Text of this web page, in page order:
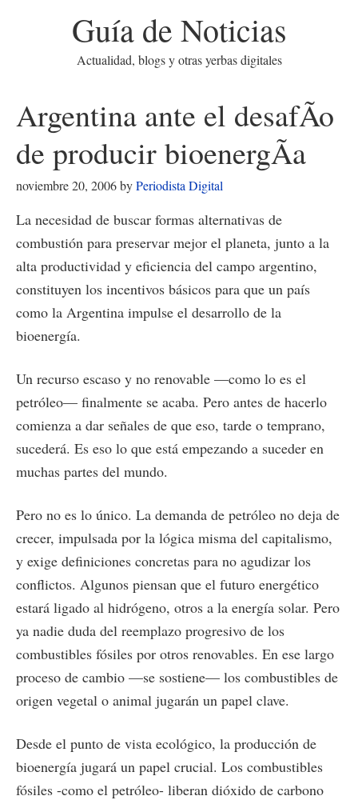
Guía de Noticias
Actualidad, blogs y otras yerbas digitales
Argentina ante el desafÃ­o
de producir bioenergÃ­a
noviembre 20, 2006byPeriodista Digital
La necesidad de buscar formas alternativas de
combustión para preservar mejor el planeta, junto a la
alta productividad y eficiencia del campo argentino,
constituyen los incentivos básicos para que un país
como la Argentina impulse el desarrollo de la
bioenergía.
Un recurso escaso y no renovable —como lo es el
petróleo— finalmente se acaba. Pero antes de hacerlo
comienza a dar señales de que eso, tarde o temprano,
sucederá. Es eso lo que está empezando a suceder en
muchas partes del mundo.
Pero no es lo único. La demanda de petróleo no deja de
crecer, impulsada por la lógica misma del capitalismo,
y exige definiciones concretas para no agudizar los
conflictos. Algunos piensan que el futuro energético
estará ligado al hidrógeno, otros a la energía solar. Pero
ya nadie duda del reemplazo progresivo de los
combustibles fósiles por otros renovables. En ese largo
proceso de cambio —se sostiene— los combustibles de
origen vegetal o animal jugarán un papel clave.
Desde el punto de vista ecológico, la producción de
bioenergía jugará un papel crucial. Los combustibles
fósiles -como el petróleo- liberan dióxido de carbono